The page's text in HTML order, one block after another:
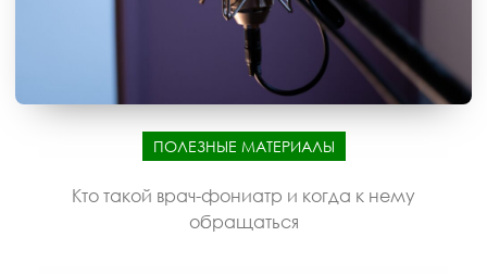
ПОЛЕЗНЫЕ МАТЕРИАЛЫ
Кто такой врач-фониатр и когда к нему
обращаться